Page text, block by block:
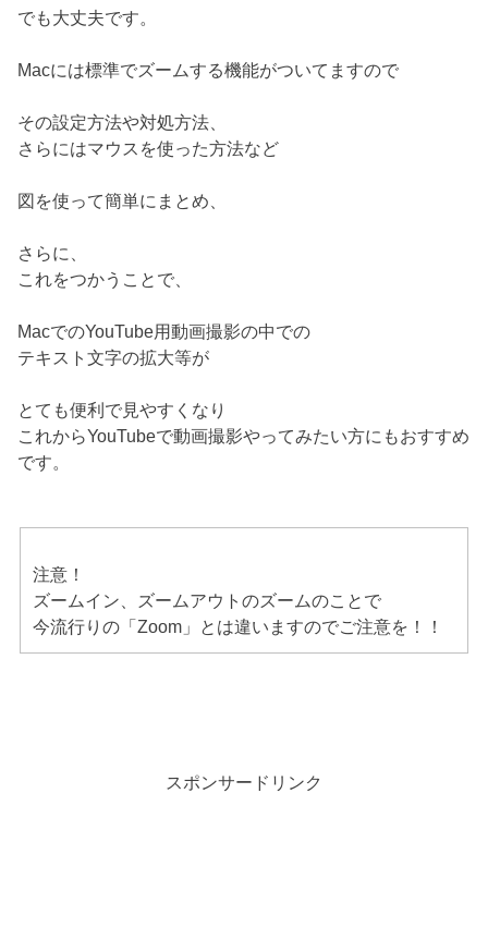
でも大丈夫です。
Macには標準でズームする機能がついてますので
その設定方法や対処方法、
さらにはマウスを使った方法など
図を使って簡単にまとめ、
さらに、
これをつかうことで、
MacでのYouTube用動画撮影の中での
テキスト文字の拡大等が
とても便利で見やすくなり
これからYouTubeで動画撮影やってみたい方にもおすすめ
です。
注意！
ズームイン、ズームアウトのズームのことで
今流行りの「Zoom」とは違いますのでご注意を！！
スポンサードリンク